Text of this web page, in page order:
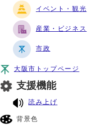
イベント・観光
産業・ビジネス
市政
大阪市トップページ
支援機能
読み上げ
背景色